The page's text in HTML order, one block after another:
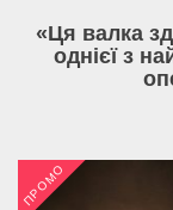
«Ця валка
однієї з
ПРОМО